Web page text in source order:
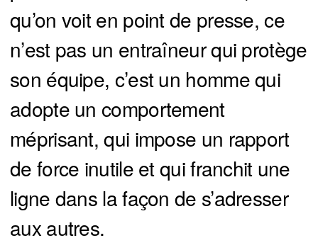
qu’on voit en point de presse, ce
n’est pas un entraîneur qui protège
son équipe, c’est un homme qui
adopte un comportement
méprisant, qui impose un rapport
de force inutile et qui franchit une
ligne dans la façon de s’adresser
aux autres.